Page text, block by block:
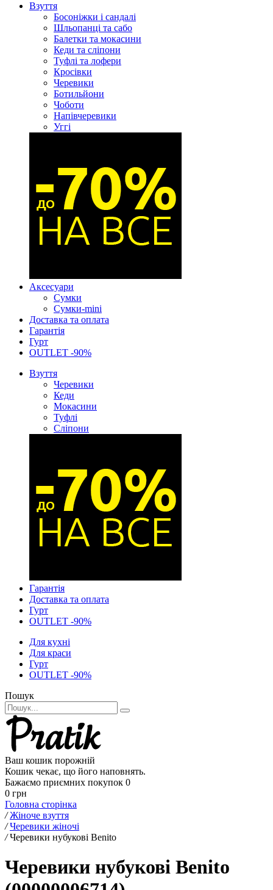
Взуття
Босоніжки і сандалі
Шльопанці та сабо
Балетки та мокасини
Кеди та сліпони
Туфлі та лофери
Кросівки
Черевики
Ботильйони
Чоботи
Напівчеревики
Уггі
Аксесуари
Сумки
Сумки-mini
Доставка та оплата
Гарантія
Гурт
OUTLET -90%
Взуття
Черевики
Кеди
Мокасини
Туфлі
Сліпони
Гарантія
Доставка та оплата
Гурт
OUTLET -90%
Для кухні
Для краси
Гурт
OUTLET -90%
Пошук
Ваш кошик порожній
Кошик чекає, що його наповнять.
Бажаємо приємних покупок 0
0 грн
Головна сторінка
/ Жіноче взуття
/ Черевики жіночі
/ Черевики нубукові Benito
Черевики нубукові Benito